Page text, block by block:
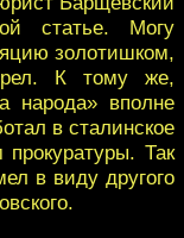
статье. Могу
золотишком,
К тому же,
народа» вполне
в сталинское
Так
в виду другого